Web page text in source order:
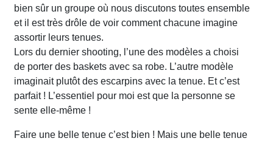
bien sûr un groupe où nous discutons toutes ensemble
et il est très drôle de voir comment chacune imagine
assortir leurs tenues.
Lors du dernier shooting, l’une des modèles a choisi
de porter des baskets avec sa robe. L’autre modèle
imaginait plutôt des escarpins avec la tenue. Et c’est
parfait ! L’essentiel pour moi est que la personne se
sente elle-même !
Faire une belle tenue c’est bien ! Mais une belle tenue